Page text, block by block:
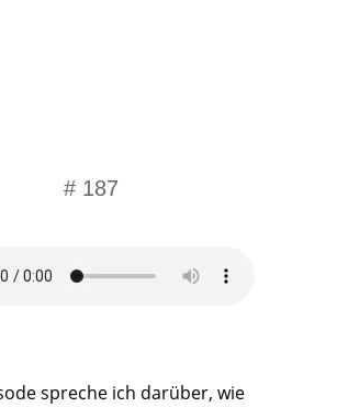
# 187
spreche ich darüber, wie